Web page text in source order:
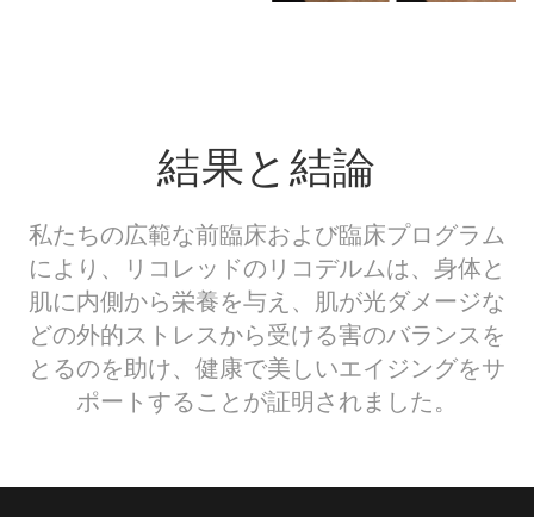
結果と結論
私たちの広範な前臨床および臨床プログラム
により、リコレッドのリコデルムは、身体と
肌に内側から栄養を与え、肌が光ダメージな
どの外的ストレスから受ける害のバランスを
とるのを助け、健康で美しいエイジングをサ
ポートすることが証明されました。